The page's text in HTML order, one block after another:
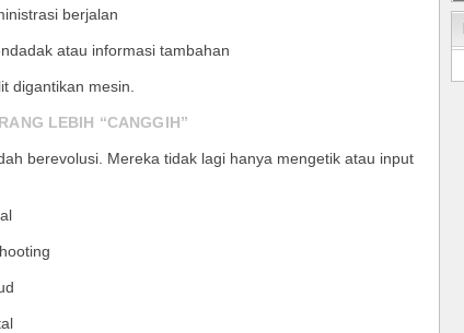
berjalan
atau informasi tambahan
digantikan mesin.
LEBIH “CANGGIH”
berevolusi. Mereka tidak lagi hanya mengetik atau input